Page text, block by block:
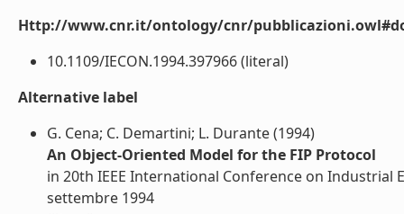
Http://www.cnr.it/ontology/cnr/
10.1109/IECON.1994.397966 (literal)
Alternative label
G. Cena; C. Demartini; L. Durante (1994)
An Object-Oriented Model for the FIP Protocol
in 20th IEEE International Conference on Industrial
settembre 1994